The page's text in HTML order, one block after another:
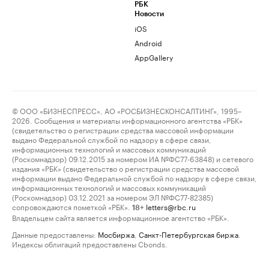
РБК
Новости
iOS
Android
AppGallery
© ООО «БИЗНЕСПРЕСС», АО «РОСБИЗНЕСКОНСАЛТИНГ», 1995–
2026. Сообщения и материалы информационного агентства «РБК»
(свидетельство о регистрации средства массовой информации
выдано Федеральной службой по надзору в сфере связи,
информационных технологий и массовых коммуникаций
(Роскомнадзор) 09.12.2015 за номером ИА №ФС77-63848) и сетевого
издания «РБК» (свидетельство о регистрации средства массовой
информации выдано Федеральной службой по надзору в сфере связи,
информационных технологий и массовых коммуникаций
(Роскомнадзор) 03.12.2021 за номером ЭЛ №ФС77-82385)
сопровождаются пометкой «РБК».
18+ letters@rbc.ru
Владельцем сайта является информационное агентство «РБК».
Данные предоставлены: Мосбиржа Санкт-Петербургская биржа
Индексы облигаций предоставлены Cbonds.